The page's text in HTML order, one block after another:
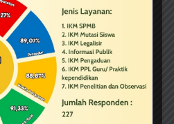
2025
July 2025
2025
2024